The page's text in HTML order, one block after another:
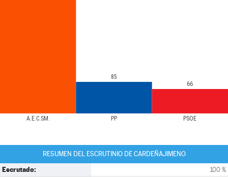
A.E.C.SM. PP PSOE
85
66
RESUMEN DEL ESCRUTINIO DE CARDEÑAJIMENO
Escrutado: 100 %